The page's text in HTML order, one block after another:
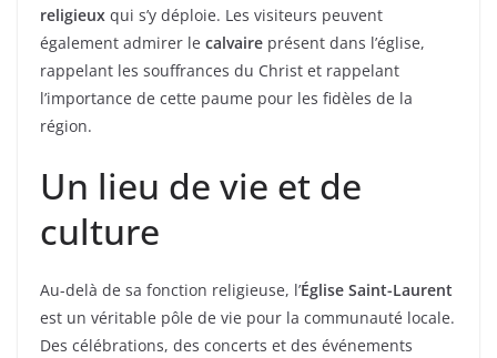
religieux qui s’y déploie. Les visiteurs peuvent
également admirer le calvaire présent dans l’église,
rappelant les souffrances du Christ et rappelant
l’importance de cette paume pour les fidèles de la
région.
Un lieu de vie et de
culture
Au-delà de sa fonction religieuse, l’Église Saint-Laurent
est un véritable pôle de vie pour la communauté locale.
Des célébrations, des concerts et des événements